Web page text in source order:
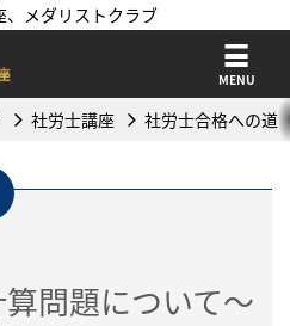
、メダリストクラブ
MENU
社労士講座 社労士合格への道
問題について～